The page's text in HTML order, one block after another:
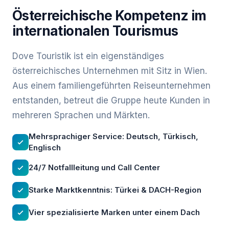
Österreichische Kompetenz im
internationalen Tourismus
Dove Touristik ist ein eigenständiges
österreichisches Unternehmen mit Sitz in Wien.
Aus einem familiengeführten Reiseunternehmen
entstanden, betreut die Gruppe heute Kunden in
mehreren Sprachen und Märkten.
Mehrsprachiger Service: Deutsch, Türkisch,
Englisch
24/7 Notfallleitung und Call Center
Starke Marktkenntnis: Türkei & DACH-Region
Vier spezialisierte Marken unter einem Dach